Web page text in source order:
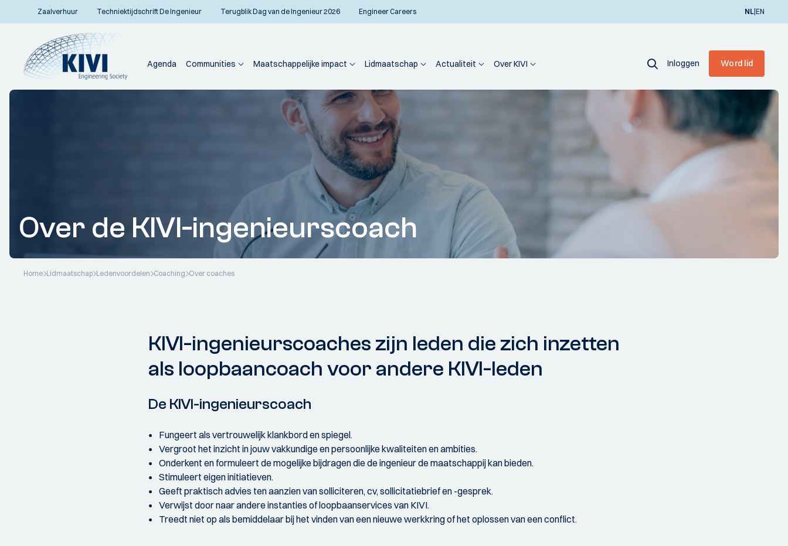
Zaalverhuur Techniektijdschrift De Ingenieur Terugblik Dag van de Ingenieur 2026 Engineer Careers NL|EN
Agenda Communities Maatschappelijke impact Lidmaatschap Actualiteit Over KIVI Inloggen Word lid
Home Lidmaatschap Ledenvoordelen Coaching Over coaches
Over de KIVI-ingenieurscoach
KIVI-ingenieurscoaches zijn leden die zich inzetten
als loopbaancoach voor andere KIVI-leden
De KIVI-ingenieurscoach
Fungeert als vertrouwelijk klankbord en spiegel.
Vergroot het inzicht in jouw vakkundige en persoonlijke kwaliteiten en ambities.
Onderkent en formuleert de mogelijke bijdragen die de ingenieur de maatschappij kan bieden.
Stimuleert eigen initiatieven.
Geeft praktisch advies ten aanzien van solliciteren, cv, sollicitatiebrief en -gesprek.
Verwijst door naar andere instanties of loopbaanservices van KIVI.
Treedt niet op als bemiddelaar bij het vinden van een nieuwe werkkring of het oplossen van een conflict.